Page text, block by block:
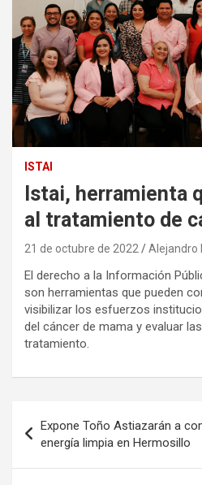
ISTAI
Istai, herramienta
al tratamiento de
21 de octubre de 2022 Alejandro
El derecho a la Información
son herramientas que pueden
visibilizar los esfuerzos
del cáncer de mama y evaluar
tratamiento.
de
entradas
Expone Toño Astiazarán a
energía limpia en Hermosillo